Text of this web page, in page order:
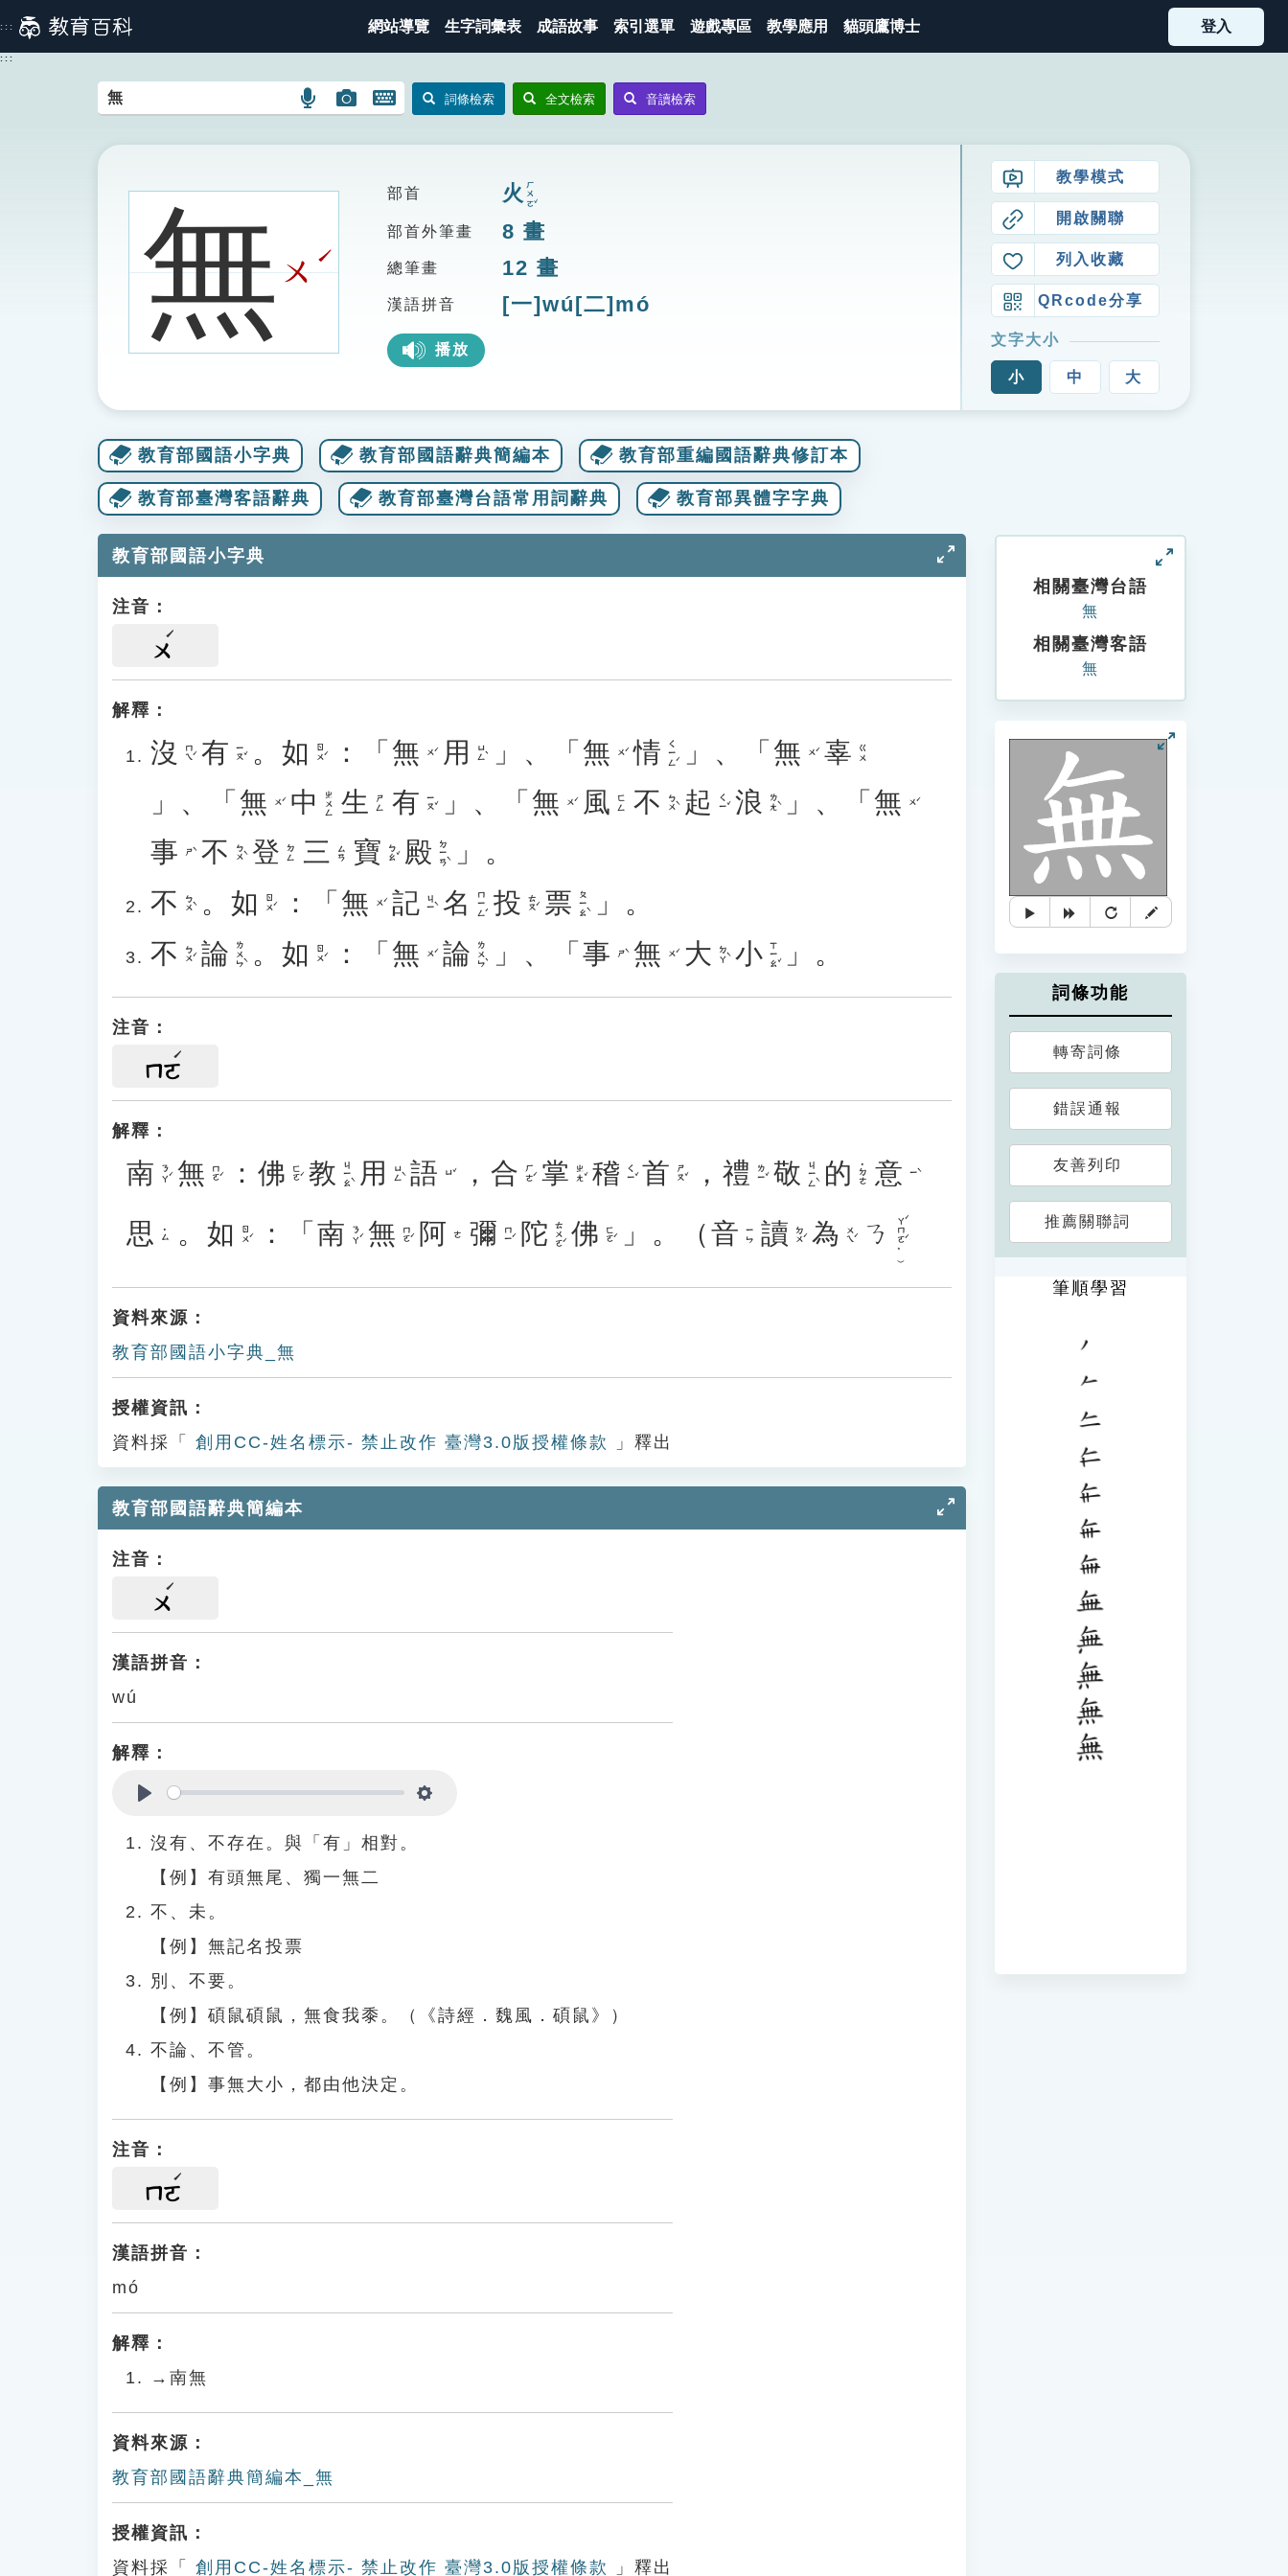
到
主
::: 網站導覽 生字詞彙表 成語故事 索引選單 遊戲專區 教學應用 貓頭鷹博士 登入
:::
語
搜
圖
圖
搜
開
鍵
圖
詞條檢索 全文檢索 音讀檢索
無ㄨ
ˊ
部首 火 ㄏㄨㄛˇ
部首外筆畫 8 畫
總筆畫 12 畫
漢語拼音 [一]wú[二]mó
播放
教學模式
開啟關聯
列入收藏
QRcode分享
文字大小
小 中 大
教育部國語小字典 教育部國語辭典簡編本 教育部重編國語辭典修訂本
教育部臺灣客語辭典 教育部臺灣台語常用詞辭典 教育部異體字字典
教育部國語小字典
注音：
ㄨ
解釋：
沒 ㄇㄟˊ 有 ㄧㄡˇ 。 如 ㄖㄨˊ ：「 無 ㄨˊ 用 ㄩㄥˋ 」、「 無 ㄨˊ 情 ㄑㄧㄥˊ 」、「 無 ㄨˊ 辜 ㄍㄨ
」、「 無 ㄨˊ 中 ㄓㄨㄥ 生 ㄕㄥ 有 ㄧㄡˇ 」、「 無 ㄨˊ 風 ㄈㄥ 不 ㄅㄨˋ 起 ㄑㄧˇ 浪 ㄌㄤˋ 」、「無 ㄨˊ
事 ㄕˋ 不 ㄅㄨˋ 登 ㄉㄥ 三 ㄙㄢ 寶 ㄅㄠˇ 殿 ㄉㄧㄢˋ
」。
不 ㄅㄨˋ 。 如 ㄖㄨˊ ：「 無 ㄨˊ 記 ㄐㄧˋ 名 ㄇㄧㄥˊ 投 ㄊㄡˊ 票 ㄆㄧㄠˋ
」。
不 ㄅㄨˊ 論 ㄌㄨㄣˋ 。 如 ㄖㄨˊ ：「 無 ㄨˊ 論 ㄌㄨㄣˋ 」、「 事 ㄕˋ 無 ㄨˊ 大 ㄉㄚˋ 小 ㄒㄧㄠˇ 」。
注音：
ㄇㄛ
解釋：
南 ㄋㄚˊ 無 ㄇㄛˊ ： 佛 ㄈㄛˊ 教 ㄐㄧㄠˋ 用 ㄩㄥˋ 語 ㄩˇ ， 合 ㄏㄜˊ 掌 ㄓㄤˇ 稽 ㄑㄧˇ 首 ㄕㄡˇ ，禮 ㄌㄧˇ 敬 ㄐㄧㄥˋ 的 ˙ㄉㄜ 意 ㄧˋ
思 ˙ㄙ 。 如 ㄖㄨˊ ：「 南 ㄋㄚˊ 無 ㄇㄛˊ 阿 ㄜ 彌 ㄇㄧˊ 陀 ㄊㄨㄛˊ 佛 ㄈㄛˊ 」。（音 ㄧㄣ 讀 ㄉㄨˊ 為 ㄨㄟˊ ㄋ ㄚˊㄇㄛˊ。）
資料來源：
教育部國語小字典_無
授權資訊：
資料採「
創用CC-姓名標示- 禁止改作 臺灣3.0版授權條款 」釋出
教育部國語辭典簡編本
注音：
ㄨ
漢語拼音：
wú
解釋：
沒有、不存在。與「有」相對。
【例】有頭無尾、獨一無二
不、未。
【例】無記名投票
別、不要。
【例】碩鼠碩鼠，無食我黍。（《詩經．魏風．碩鼠》）
不論、不管。
【例】事無大小，都由他決定。
注音：
ㄇㄛ
漢語拼音：
mó
解釋：
→南無
資料來源：
教育部國語辭典簡編本_無
授權資訊：
資料採「
創用CC-姓名標示- 禁止改作 臺灣3.0版授權條款 」釋出
相關臺灣台語
無
相關臺灣客語
無
詞條功能
轉寄詞條
錯誤通報
友善列印
推薦關聯詞
筆順學習